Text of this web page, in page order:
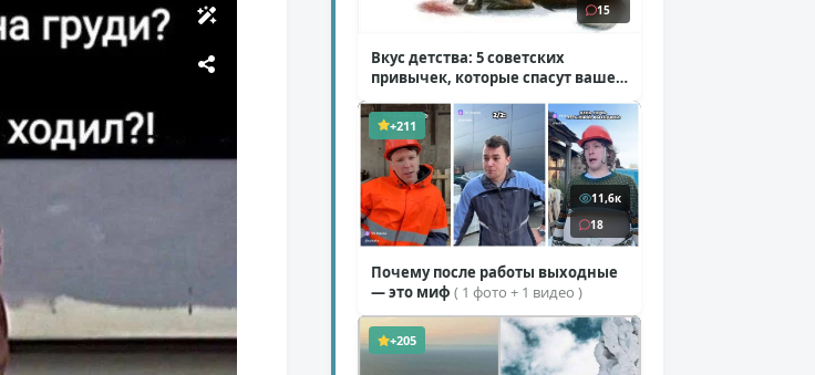
15
Вкус детства: 5 советских
привычек, которые спасут ваше
+211
11,6к
18
Почему после работы выходные
— это миф ( 1 фото + 1 видео )
+205